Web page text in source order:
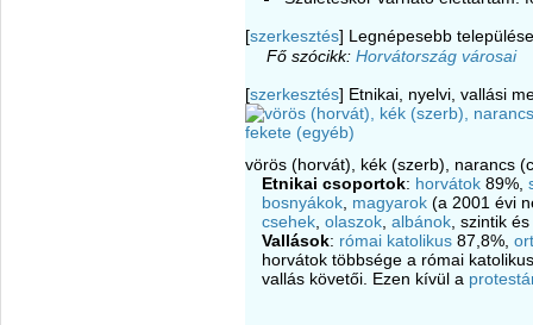
[szerkesztés] Legnépesebb
Fő szócikk: Horvátország városai
[szerkesztés] Etnikai, nyelvi, vallási
vörös (horvát), kék (szerb), narancs
Etnikai csoportok: horvátok 89%,
bosnyákok magyarok (a 2001 évi
csehek olaszok albánok , szintik
Vallások: római katolikus 87,8%,
horvátok többsége a római
vallás követői. Ezen kívül a